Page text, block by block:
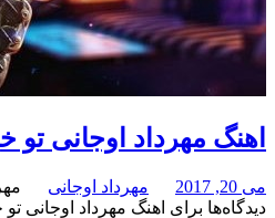
اوجانی تو خود
مهرداد اوجانی
برای اهنگ مهرداد اوجانی تو خود
مهرداد